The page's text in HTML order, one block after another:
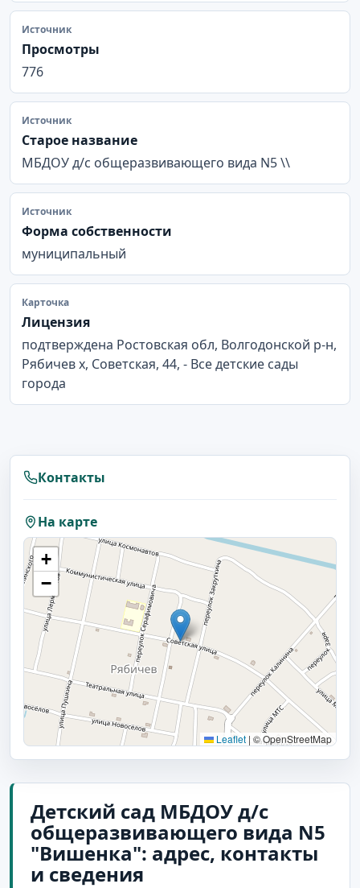
Источник
Просмотры
776
Источник
Старое название
МБДОУ д/с общеразвивающего вида N5 \\
Источник
Форма собственности
муниципальный
Карточка
Лицензия
подтверждена Ростовская обл, Волгодонской р-н,
Рябичев х, Советская, 44, - Все детские сады
города
Контакты
На карте
+
−
Leaflet | © OpenStreetMap
Детский сад МБДОУ д/с
общеразвивающего вида N5
"Вишенка": адрес, контакты
и сведения